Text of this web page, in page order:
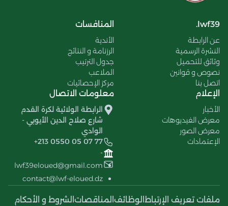
lwf39.
عن الرابطة
النشرة الرسمية
وثائق للتحميل
نصوص و قوانين
اتصل بنا
المنافسات
الأندية
الرزنامة و النتائج
جدول الترتيب
الملاعب
مركز الإحصائيات
الإعلام
الأخبار
معرض الفيديوهات
معرض الصور
الإعتمادات
معلومات الاتصال
الرابطة الولائية لكرة القدم
شارع صلاح الدين الأيوبي -
الوادي
+213 0550 05 07 77
-
lwf39eloued@gmail.com
contact@lwf-eloued.dz
ملفات تعريف الإرتباط الوظائف المناقصات الشروط و الأحكام